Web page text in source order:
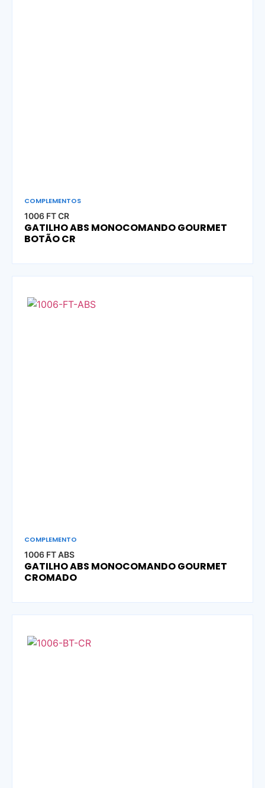
COMPLEMENTOS
1006 FT CR
GATILHO ABS MONOCOMANDO GOURMET
BOTÃO CR
COMPLEMENTO
1006 FT ABS
GATILHO ABS MONOCOMANDO GOURMET
CROMADO